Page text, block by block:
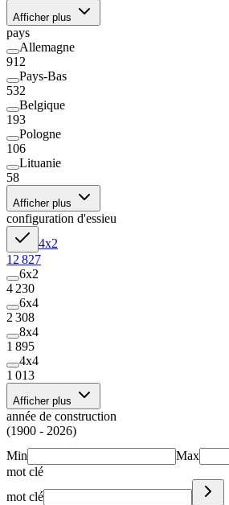
Afficher plus
pays
Allemagne
912
Pays-Bas
532
Belgique
193
Pologne
106
Lituanie
58
Afficher plus
configuration d'essieu
4x2
12 827
6x2
4 230
6x4
2 308
8x4
1 895
4x4
1 013
Afficher plus
année de construction
(1900 - 2026)
Min
Max
mot clé
mot clé